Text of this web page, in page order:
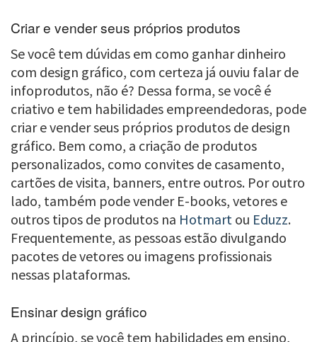
Criar e vender seus próprios produtos
Se você tem dúvidas em como ganhar dinheiro
com design gráfico, com certeza já ouviu falar de
infoprodutos, não é? Dessa forma, se você é
criativo e tem habilidades empreendedoras, pode
criar e vender seus próprios produtos de design
gráfico. Bem como, a criação de produtos
personalizados, como convites de casamento,
cartões de visita, banners, entre outros. Por outro
lado, também pode vender E-books, vetores e
outros tipos de produtos na Hotmart ou Eduzz.
Frequentemente, as pessoas estão divulgando
pacotes de vetores ou imagens profissionais
nessas plataformas.
Ensinar design gráfico
A princípio, se você tem habilidades em ensino,